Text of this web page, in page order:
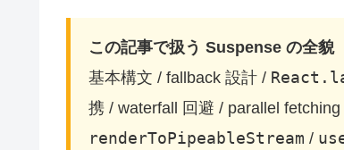
この記事で扱う Suspense の全貌
基本構文 / fallback 設計 /
携 / waterfall 回避 / parallel fetching
renderToPipeableStream /